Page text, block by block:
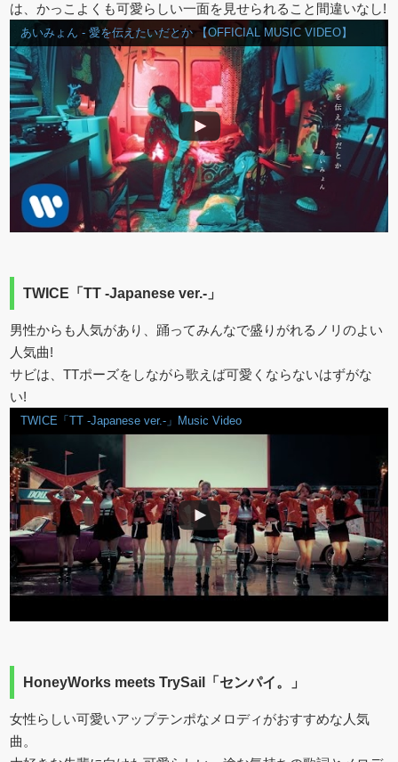
は、かっこよくも可愛らしい一面を見せられること間違いなし!
あいみょん - 愛を伝えたいだとか 【OFFICIAL MUSIC VIDEO】
TWICE「TT -Japanese ver.-」
男性からも人気があり、踊ってみんなで盛りがれるノリのよい
人気曲!
サビは、TTポーズをしながら歌えば可愛くならないはずがな
い!
TWICE「TT -Japanese ver.-」Music Video
HoneyWorks meets TrySail「センパイ。」
女性らしい可愛いアップテンポなメロディがおすすめな人気
曲。